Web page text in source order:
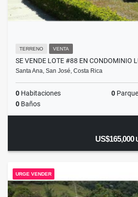
TERRENO VENTA
SE VENDE LOTE #88 EN CONDOMINIO
Santa Ana, San José, Costa Rica
0 Habitaciones 0
0 Baños
US$165,000
URGE VENDER